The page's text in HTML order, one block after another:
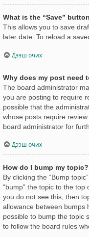
What is the “Save”
This allows you to save
later date. To reload a
Дээш очих
Why does my post need
The board administrator
you are posting to require
possible that the
whose posts require
board administrator for
Дээш очих
How do I bump my topic?
By clicking the “Bump
“bump” the topic to the
you do not see this, then
allowance between bumps
possible to bump the topic
to follow the board rules